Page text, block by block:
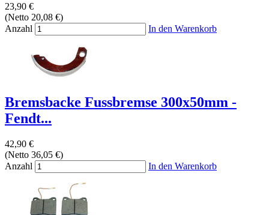
23,90 €
(Netto 20,08 €)
Anzahl
In den Warenkorb
Bremsbacke Fussbremse 300x50mm -
Fendt...
42,90 €
(Netto 36,05 €)
Anzahl
In den Warenkorb